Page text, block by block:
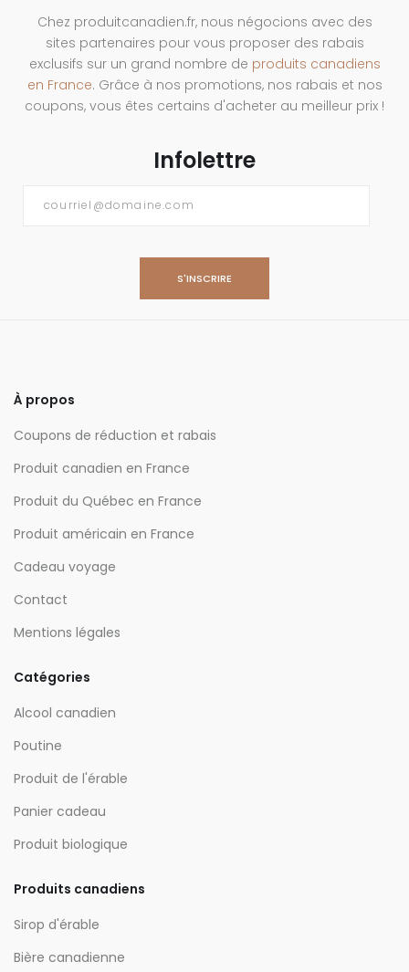
Chez produitcanadien.fr, nous négocions avec des
sites partenaires pour vous proposer des rabais
exclusifs sur un grand nombre de produits canadiens
en France. Grâce à nos promotions, nos rabais et nos
coupons, vous êtes certains d'acheter au meilleur prix !
Infolettre
À propos
Coupons de réduction et rabais
Produit canadien en France
Produit du Québec en France
Produit américain en France
Cadeau voyage
Contact
Mentions légales
Catégories
Alcool canadien
Poutine
Produit de l'érable
Panier cadeau
Produit biologique
Produits canadiens
Sirop d'érable
Bière canadienne